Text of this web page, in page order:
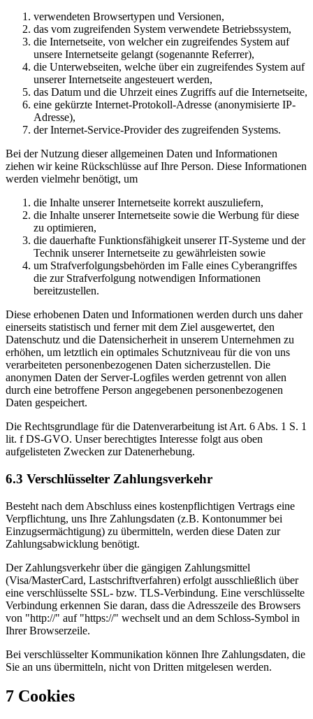
verwendeten Browsertypen und Versionen,
das vom zugreifenden System verwendete Betriebssystem,
die Internetseite, von welcher ein zugreifendes System auf
unsere Internetseite gelangt (sogenannte Referrer),
die Unterwebseiten, welche über ein zugreifendes System auf
unserer Internetseite angesteuert werden,
das Datum und die Uhrzeit eines Zugriffs auf die Internetseite,
eine gekürzte Internet-Protokoll-Adresse (anonymisierte IP-
Adresse),
der Internet-Service-Provider des zugreifenden Systems.
Bei der Nutzung dieser allgemeinen Daten und Informationen
ziehen wir keine Rückschlüsse auf Ihre Person. Diese Informationen
werden vielmehr benötigt, um
die Inhalte unserer Internetseite korrekt auszuliefern,
die Inhalte unserer Internetseite sowie die Werbung für diese
zu optimieren,
die dauerhafte Funktionsfähigkeit unserer IT-Systeme und der
Technik unserer Internetseite zu gewährleisten sowie
um Strafverfolgungsbehörden im Falle eines Cyberangriffes
die zur Strafverfolgung notwendigen Informationen
bereitzustellen.
Diese erhobenen Daten und Informationen werden durch uns daher
einerseits statistisch und ferner mit dem Ziel ausgewertet, den
Datenschutz und die Datensicherheit in unserem Unternehmen zu
erhöhen, um letztlich ein optimales Schutzniveau für die von uns
verarbeiteten personenbezogenen Daten sicherzustellen. Die
anonymen Daten der Server-Logfiles werden getrennt von allen
durch eine betroffene Person angegebenen personenbezogenen
Daten gespeichert.
Die Rechtsgrundlage für die Datenverarbeitung ist Art. 6 Abs. 1 S. 1
lit. f DS-GVO. Unser berechtigtes Interesse folgt aus oben
aufgelisteten Zwecken zur Datenerhebung.
6.3 Verschlüsselter Zahlungsverkehr
Besteht nach dem Abschluss eines kostenpflichtigen Vertrags eine
Verpflichtung, uns Ihre Zahlungsdaten (z.B. Kontonummer bei
Einzugsermächtigung) zu übermitteln, werden diese Daten zur
Zahlungsabwicklung benötigt.
Der Zahlungsverkehr über die gängigen Zahlungsmittel
(Visa/MasterCard, Lastschriftverfahren) erfolgt ausschließlich über
eine verschlüsselte SSL- bzw. TLS-Verbindung. Eine verschlüsselte
Verbindung erkennen Sie daran, dass die Adresszeile des Browsers
von "http://" auf "https://" wechselt und an dem Schloss-Symbol in
Ihrer Browserzeile.
Bei verschlüsselter Kommunikation können Ihre Zahlungsdaten, die
Sie an uns übermitteln, nicht von Dritten mitgelesen werden.
7 Cookies